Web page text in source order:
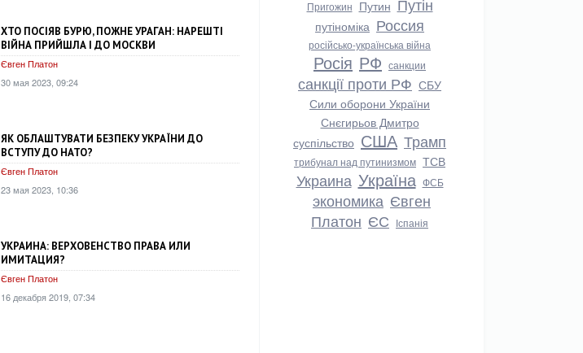
ХТО ПОСІЯВ БУРЮ, ПОЖНЕ УРАГАН: НАРЕШТІ
ВІЙНА ПРИЙШЛА І ДО МОСКВИ
Євген Платон
30 мая 2023, 09:24
ЯК ОБЛАШТУВАТИ БЕЗПЕКУ УКРАЇНИ ДО
ВСТУПУ ДО НАТО?
Євген Платон
23 мая 2023, 10:36
УКРАИНА: ВЕРХОВЕНСТВО ПРАВА ИЛИ
ИМИТАЦИЯ?
Євген Платон
16 декабря 2019, 07:34
Пригожин Путин
путіноміка Россия
російсько-українська війна
Росія РФ санкции
санкції проти РФ СБУ
Сили оборони України
Снєгирьов Дмитро
суспільство США Трамп
трибунал над путинизмом ТСВ
Украина Україна ФСБ
экономика Євген
Платон ЄС Іспанія